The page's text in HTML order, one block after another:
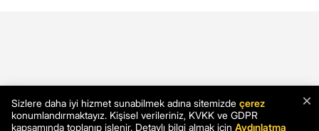
×
Sizlere daha iyi hizmet sunabilmek adına sitemizde çerez
konumlandırmaktayız. Kişisel verileriniz, KVKK ve GDPR
kapsamında toplanıp işlenir. Detaylı bilgi almak için Aydınlatma